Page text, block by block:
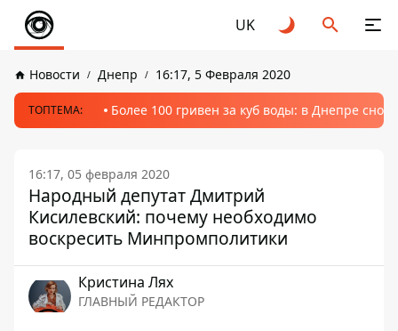
UK
Новости Днепр 16:17, 5 Февраля 2020
ТОПТЕМА: Более 100 гривен за куб воды: в Днепре
16:17, 05 февраля 2020
Народный депутат Дмитрий
Кисилевский: почему необходимо
воскресить Минпромполитики
Кристина Лях
ГЛАВНЫЙ РЕДАКТОР